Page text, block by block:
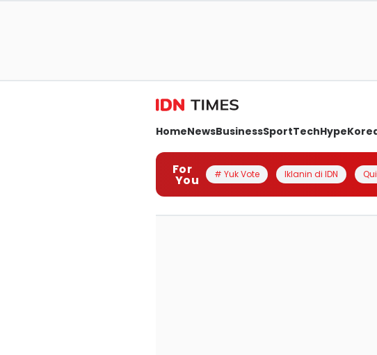
HomeNewsBusinessSportTechHype
For
You # Yuk Vote Iklanin di IDN